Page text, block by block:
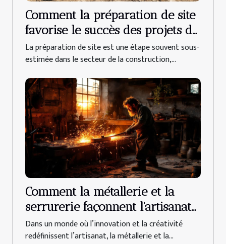
Comment la préparation de site
favorise le succès des projets de
construction ?
La préparation de site est une étape souvent sous-
estimée dans le secteur de la construction,...
Comment la métallerie et la
serrurerie façonnent l'artisanat
moderne ?
Dans un monde où l’innovation et la créativité
redéfinissent l’artisanat, la métallerie et la...